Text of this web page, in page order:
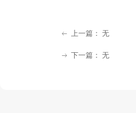
ꂃ 上一篇： 无
ꁹ 下一篇： 无